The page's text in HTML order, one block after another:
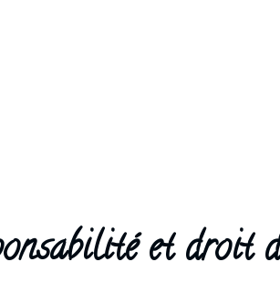
et droit